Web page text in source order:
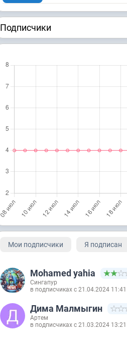
Подписчики
Мои подписчики Я подписан
Mohamed yahia
Сингапур
в подписчиках с 21.04.2024 11:41
Дима Малмыгин
Артем
в подписчиках с 21.03.2024 13:21